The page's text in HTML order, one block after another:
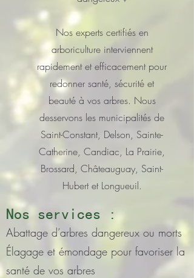
Nos experts certifiés en
arboriculture interviennent
rapidement et efficacement pour
redonner santé, sécurité et
beauté à vos arbres. Nous
desservons les municipalités de
Saint-Constant, Delson, Sainte-
Catherine, Candiac, La Prairie,
Brossard, Châteauguay, Saint-
Hubert et Longueuil.
Nos services :
Abattage d’arbres dangereux ou morts
Élagage et émondage pour favoriser la
santé de vos arbres